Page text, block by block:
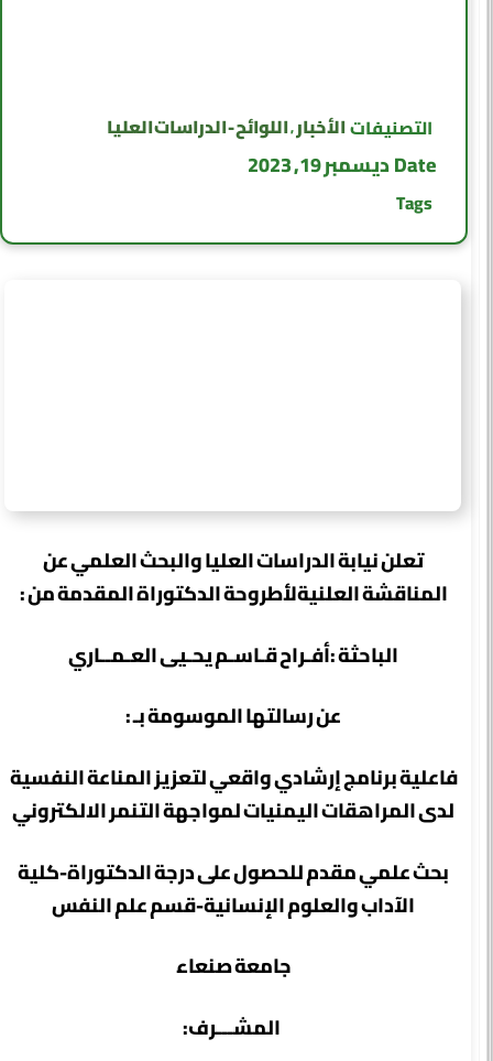
التصنيفات الأخبار ,اللوائح - الدراسات العليا
Date ديسمبر 19, 2023
Tags
تعلن نيابة الدراسات العليا والبحث العلمي عن
المناقشة العلنيةلأطروحة الدكتوراة المقدمة من :
الباحثة :أفـراح قـاسـم يحـيى العـمــاري
عن رسالتها الموسومة بـ :
فاعلية برنامج إرشادي واقعي لتعزيز المناعة النفسية
لدى المراهقات اليمنيات لمواجهة التنمر الالكتروني
بحث علمي مقدم للحصول على درجة الدكتوراة-كلية
الآداب والعلوم الإنسانية-قسم علم النفس
جامعة صنعاء
المشـــرف: